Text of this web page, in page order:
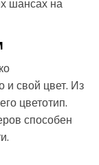
шансах на
и свой цвет. Из
цветотип.
способен